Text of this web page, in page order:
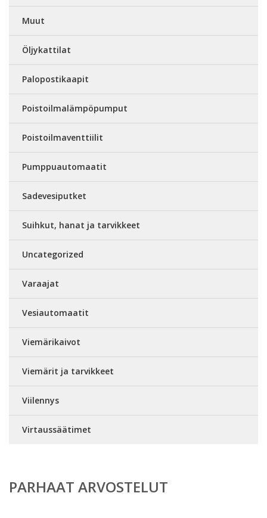
Muut
Öljykattilat
Palopostikaapit
Poistoilmalämpöpumput
Poistoilmaventtiilit
Pumppuautomaatit
Sadevesiputket
Suihkut, hanat ja tarvikkeet
Uncategorized
Varaajat
Vesiautomaatit
Viemärikaivot
Viemärit ja tarvikkeet
Viilennys
Virtaussäätimet
PARHAAT ARVOSTELUT